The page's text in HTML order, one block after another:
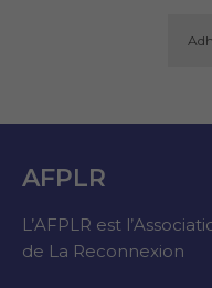
AFPLR
L’AFPLR est
de La Reconnexion